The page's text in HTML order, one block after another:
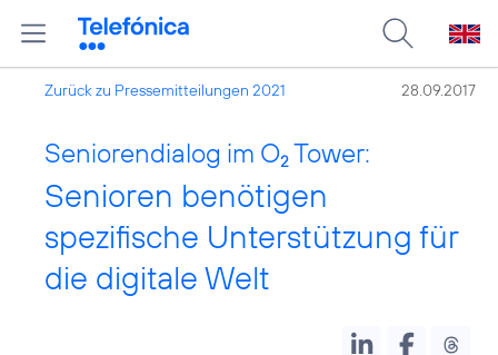
Zurück zu Pressemitteilungen 2021 28.09.2017
Seniorendialog im O2 Tower:
Senioren benötigen
spezifische Unterstützung für
die digitale Welt